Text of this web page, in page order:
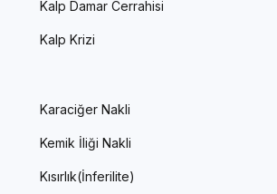
Kalp Damar Cerrahisi
Kalp Krizi
Karaciğer Nakli
Kemik İliği Nakli
Kısırlık(İnferilite)